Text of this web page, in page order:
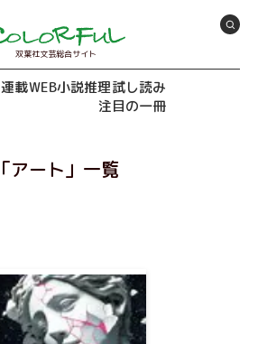
双葉社文芸総合サイト
連載WEB小説推理試し読み
注目の一冊
「アート」一覧